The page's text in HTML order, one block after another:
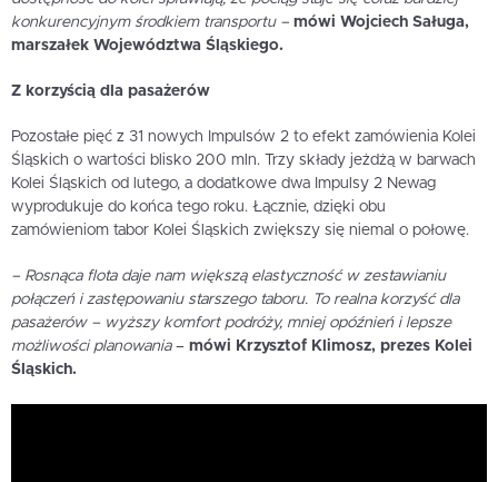
konkurencyjnym środkiem transportu – mówi Wojciech Saługa,
marszałek Województwa Śląskiego.
Z korzyścią dla pasażerów
Pozostałe pięć z 31 nowych Impulsów 2 to efekt zamówienia Kolei
Śląskich o wartości blisko 200 mln. Trzy składy jeżdżą w barwach
Kolei Śląskich od lutego, a dodatkowe dwa Impulsy 2 Newag
wyprodukuje do końca tego roku. Łącznie, dzięki obu
zamówieniom tabor Kolei Śląskich zwiększy się niemal o połowę.
– Rosnąca flota daje nam większą elastyczność w zestawianiu
połączeń i zastępowaniu starszego taboru. To realna korzyść dla
pasażerów – wyższy komfort podróży, mniej opóźnień i lepsze
możliwości planowania– mówi Krzysztof Klimosz, prezes Kolei
Śląskich.